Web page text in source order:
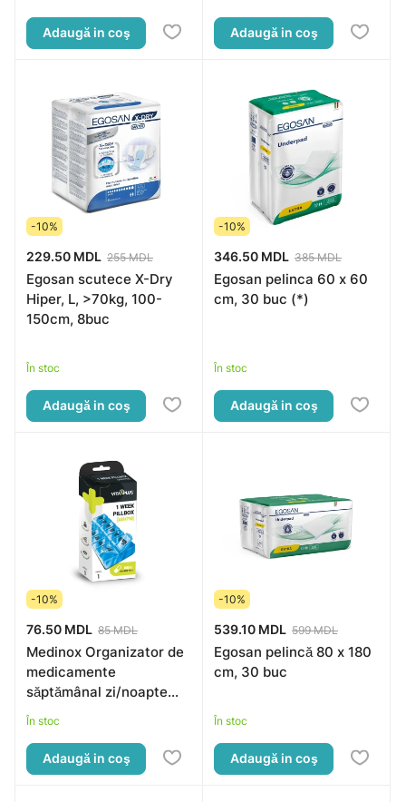
Adaugă in coş Adaugă in coş
-10%
229.50 MDL 255 MDL
Egosan scutece X-Dry
Hiper, L, >70kg, 100-
150cm, 8buc
În stoc
Adaugă in coş
-10%
346.50 MDL 385 MDL
Egosan pelinca 60 x 60
cm, 30 buc (*)
În stoc
Adaugă in coş
-10%
76.50 MDL 85 MDL
Medinox Organizator de
medicamente
săptămânal zi/noapte
(VP64011)
În stoc
Adaugă in coş
-10%
539.10 MDL 599 MDL
Egosan pelincă 80 x 180
cm, 30 buc
În stoc
Adaugă in coş